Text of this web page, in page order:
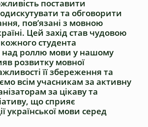
поставити
та обговорити
пов’язані з мовною
Цей захід став чудовою
студента
над роллю мови у нашому
розвитку мовної
її збереження та
всім учасникам за активну
за цікаву та
що сприяє
української мови серед